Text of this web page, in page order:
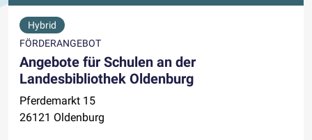
Hybrid
FÖRDERANGEBOT
Angebote für Schulen an der
Landesbibliothek Oldenburg
Pferdemarkt 15
26121 Oldenburg